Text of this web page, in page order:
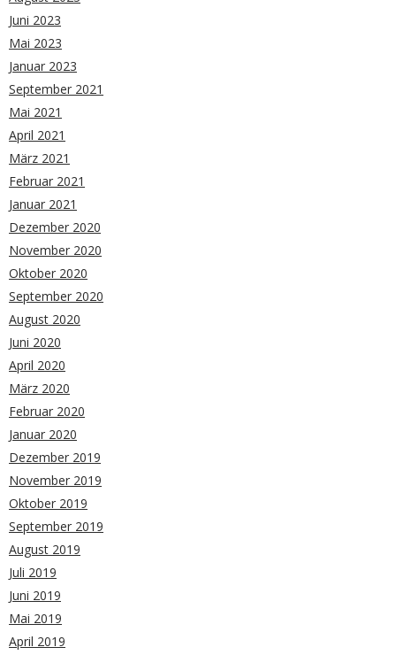
Juni 2023
Mai 2023
Januar 2023
September 2021
Mai 2021
April 2021
März 2021
Februar 2021
Januar 2021
Dezember 2020
November 2020
Oktober 2020
September 2020
August 2020
Juni 2020
April 2020
März 2020
Februar 2020
Januar 2020
Dezember 2019
November 2019
Oktober 2019
September 2019
August 2019
Juli 2019
Juni 2019
Mai 2019
April 2019